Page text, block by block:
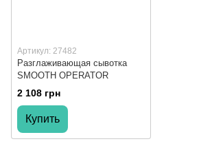
Артикул: 27482
Разглаживающая сывотка
SMOOTH OPERATOR
2 108 грн
Купить